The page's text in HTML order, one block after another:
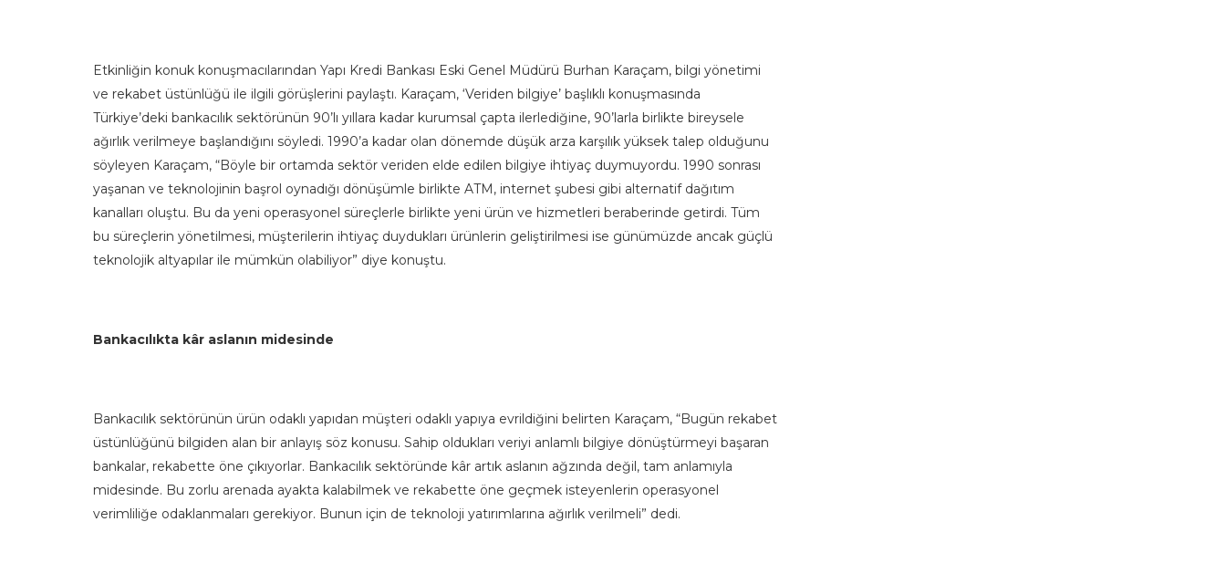
Etkinliğin konuk konuşmacılarından Yapı Kredi Bankası Eski Genel Müdürü Burhan Karaçam, bilgi yönetimi
ve rekabet üstünlüğü ile ilgili görüşlerini paylaştı. Karaçam, ‘Veriden bilgiye’ başlıklı konuşmasında
Türkiye’deki bankacılık sektörünün 90’lı yıllara kadar kurumsal çapta ilerlediğine, 90’larla birlikte bireysele
ağırlık verilmeye başlandığını söyledi. 1990’a kadar olan dönemde düşük arza karşılık yüksek talep olduğunu
söyleyen Karaçam, “Böyle bir ortamda sektör veriden elde edilen bilgiye ihtiyaç duymuyordu. 1990 sonrası
yaşanan ve teknolojinin başrol oynadığı dönüşümle birlikte ATM, internet şubesi gibi alternatif dağıtım
kanalları oluştu. Bu da yeni operasyonel süreçlerle birlikte yeni ürün ve hizmetleri beraberinde getirdi. Tüm
bu süreçlerin yönetilmesi, müşterilerin ihtiyaç duydukları ürünlerin geliştirilmesi ise günümüzde ancak güçlü
teknolojik altyapılar ile mümkün olabiliyor” diye konuştu.
Bankacılıkta kâr aslanın midesinde
Bankacılık sektörünün ürün odaklı yapıdan müşteri odaklı yapıya evrildiğini belirten Karaçam, “Bugün rekabet
üstünlüğünü bilgiden alan bir anlayış söz konusu. Sahip oldukları veriyi anlamlı bilgiye dönüştürmeyi başaran
bankalar, rekabette öne çıkıyorlar. Bankacılık sektöründe kâr artık aslanın ağzında değil, tam anlamıyla
midesinde. Bu zorlu arenada ayakta kalabilmek ve rekabette öne geçmek isteyenlerin operasyonel
verimliliğe odaklanmaları gerekiyor. Bunun için de teknoloji yatırımlarına ağırlık verilmeli” dedi.